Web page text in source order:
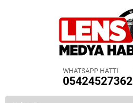
WHATSAPP HATTI
05424527362